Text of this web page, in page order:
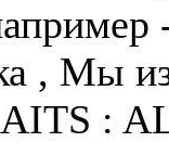
, Мы
: